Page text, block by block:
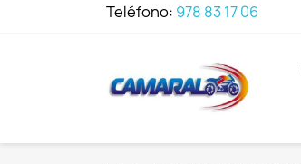
Teléfono: 978 83 17 06